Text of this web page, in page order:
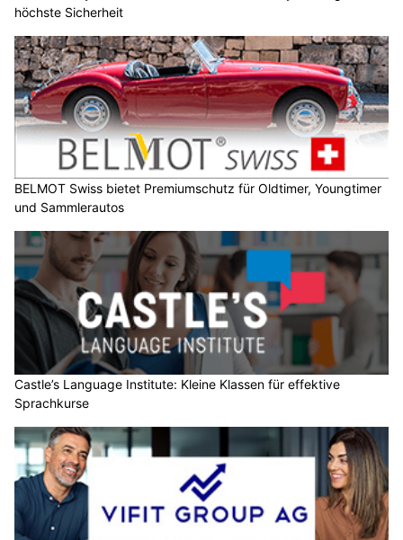
höchste Sicherheit
BELMOT Swiss bietet Premiumschutz für Oldtimer, Youngtimer
und Sammlerautos
Castle’s Language Institute: Kleine Klassen für effektive
Sprachkurse